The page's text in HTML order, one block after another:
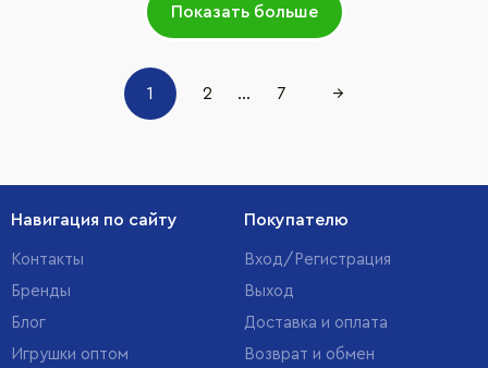
Показать больше
1 2 ... 7 →
Навигация по сайту
Контакты
Бренды
Блог
Игрушки оптом
Покупателю
Вход/Регистрация
Выход
Доставка и оплата
Возврат и обмен